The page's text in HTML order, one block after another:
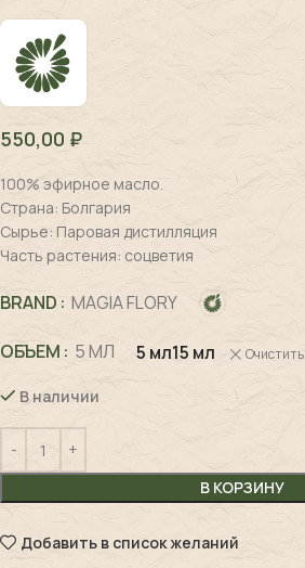
550,00 ₽
100% эфирное масло.
Страна: Болгария
Сырье: Паровая дистилляция
Часть растения: соцветия
BRAND MAGIA FLORY
ОБЪЕМ 5 МЛ 5 мл15 мл Очистить
В наличии
В КОРЗИНУ
Добавить в список желаний